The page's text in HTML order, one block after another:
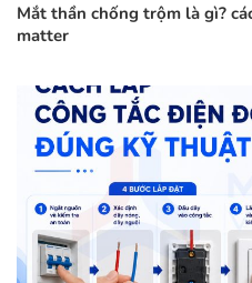
Mắt thần chống trộm là gì?
matter